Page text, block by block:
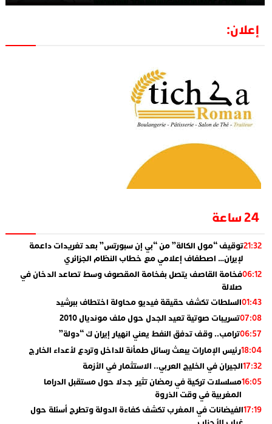
إعلان:
24 ساعة
21:32توقيف “مول الكالة” من “بي إن سبورتس” بعد تغريدات داعمة
لإيران… اصطفاف إعلامي مع خطاب النظام الجزائري
06:12فخامة القاصف يتصل بفخامة المقصوف وسط تصاعد الدخان في
صلالة
01:43السلطات تكشف حقيقة فيديو محاولة اختطاف ببرشيد
07:08تسريبات صوتية تعيد الجدل حول ملف مونديال 2010
06:57ترامب.. وقف تدفق النفط يعني انهيار إيران ك “دولة”
18:04رئيس الإمارات يبعث رسائل طمأنة للداخل وتردع لأعداء الخارج
17:32الجيران في الخليج العربي.. الاستثمار في الأزمة
16:05مسلسلات تركية في رمضان تثير جدلا حول مستقبل الدراما
المغربية في وقت الذروة
17:19الفيضانات في المغرب تكشف كفاءة الدولة وتطرح أسئلة حول